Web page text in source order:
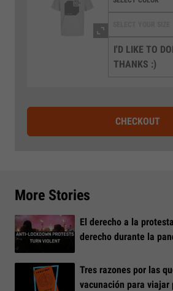
I'D LIKE TO
THANKS :)
CHECKOUT
More Stories
El derecho a la
derecho durante la
Tres razones por las
vacunación para viajar